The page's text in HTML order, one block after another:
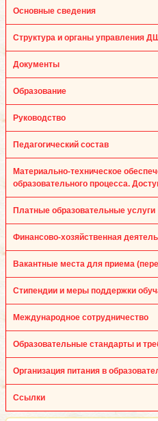
Основные сведения
Структура и органы управления
Документы
Образование
Руководство
Педагогический состав
Материально-техническое
образовательного процесса.
Платные образовательные услуги
Финансово-хозяйственная
Вакантные места для приема
Стипендии и меры поддержки
Международное сотрудничество
Образовательные стандарты и
Организация питания в
Ссылки